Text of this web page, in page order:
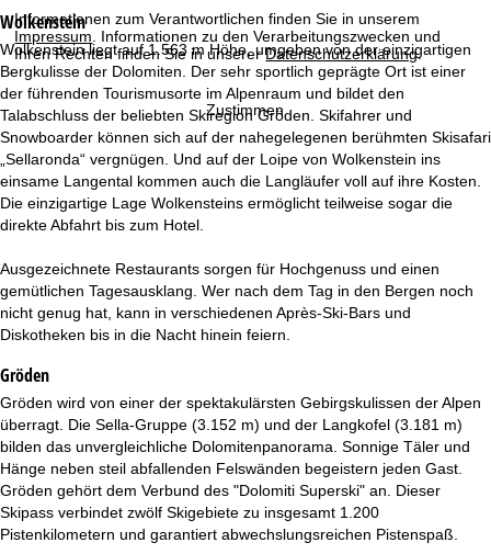
Informationen zum Verantwortlichen finden Sie in unserem
Impressum . Informationen zu den Verarbeitungszwecken und
Ihren Rechten finden Sie in unsererDatenschutzerklärung.
Zustimmen
r
t
s
e
i
e
Wolkenstein
Wolkenstein liegt auf 1.563 m Höhe, umgeben von der einzigartigen
Bergkulisse der Dolomiten. Der sehr sportlich geprägte Ort ist einer
der führenden Tourismusorte im Alpenraum und bildet den
Talabschluss der beliebten Skiregion Gröden. Skifahrer und
Snowboarder können sich auf der nahegelegenen berühmten Skisafari
„Sellaronda“ vergnügen. Und auf der Loipe von Wolkenstein ins
einsame Langental kommen auch die Langläufer voll auf ihre Kosten.
Die einzigartige Lage Wolkensteins ermöglicht teilweise sogar die
direkte Abfahrt bis zum Hotel.
Ausgezeichnete Restaurants sorgen für Hochgenuss und einen
gemütlichen Tagesausklang. Wer nach dem Tag in den Bergen noch
nicht genug hat, kann in verschiedenen Après-Ski-Bars und
Diskotheken bis in die Nacht hinein feiern.
Gröden
Gröden wird von einer der spektakulärsten Gebirgskulissen der Alpen
überragt. Die Sella-Gruppe (3.152 m) und der Langkofel (3.181 m)
bilden das unvergleichliche Dolomitenpanorama. Sonnige Täler und
Hänge neben steil abfallenden Felswänden begeistern jeden Gast.
Gröden gehört dem Verbund des "Dolomiti Superski" an. Dieser
Skipass verbindet zwölf Skigebiete zu insgesamt 1.200
Pistenkilometern und garantiert abwechslungsreichen Pistenspaß.